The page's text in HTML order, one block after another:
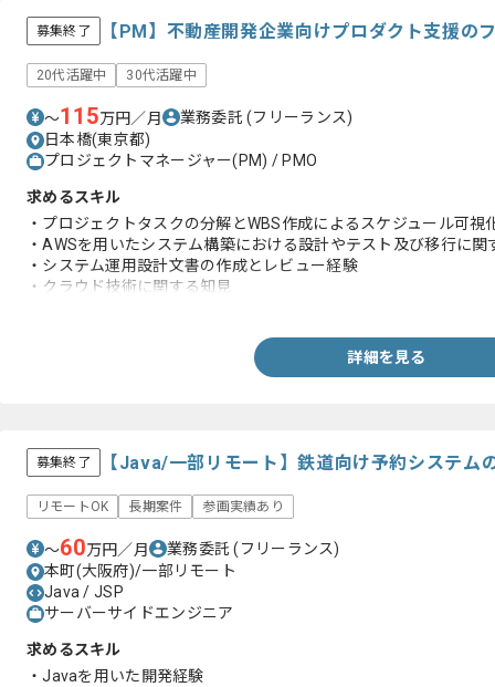
募集終了 【PM】不動産開発企業向けプロダクト支援の
20代活躍中 30代活躍中
〜115万円／月 業務委託(フリーランス)
日本橋(東京都)
プロジェクトマネージャー(PM) / PMO
求めるスキル
・プロジェクトタスクの分解とWBS作成によるスケジュール可視
・AWSを用いたシステム構築における設計やテスト及び移行に
・システム運用設計文書の作成とレビュー経験
・クラウド技術に関する知見
詳細を見る
募集終了 【Java/一部リモート】鉄道向け予約システム
リモートOK 長期案件 参画実績あり
〜60万円／月 業務委託(フリーランス)
本町(大阪府)/一部リモート
Java / JSP
サーバーサイドエンジニア
求めるスキル
・Javaを用いた開発経験